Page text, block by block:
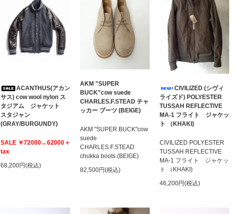
ACANTHUS(アカン
サス) cow wool nylon ス
タジアム ジャケット
スタジャン
(GRAY/BURGUNDY)
SALE ￥72000→62000＋
tax
68,200円(税込)
AKM "SUPER
BUCK"cow suede
CHARLES.F.STEAD チャ
ッカー ブーツ (BEIGE)
AKM "SUPER BUCK"cow
suede
CHARLES.F.STEAD
chukka boots (BEIGE)
82,500円(税込)
CIVILIZED (シヴィ
ライズド) POLYESTER
TUSSAH REFLECTIVE
MA-1 フライト ジャケッ
ト （KHAKI)
CIVILIZED POLYESTER
TUSSAH REFLECTIVE
MA-1 フライト ジャケッ
ト （KHAKI)
46,200円(税込)